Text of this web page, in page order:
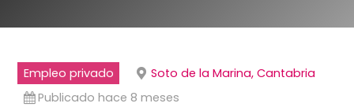
Empleo privado
Soto de la Marina, Cantabria
Publicado hace 8 meses